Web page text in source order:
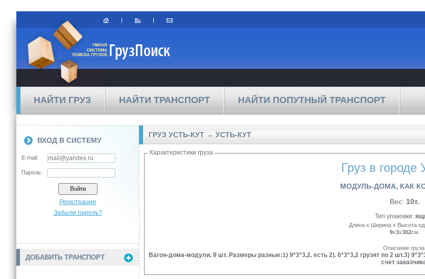
НАЙТИ ГРУЗ НАЙТИ ТРАНСПОРТ НАЙТИ ПОПУТНЫЙ ТРАНСПОРТ
ВХОД В СИСТЕМУ
E-mail:
Пароль:
Регистрация
Забыли пароль?
ДОБАВИТЬ ТРАНСПОРТ
ГРУЗ УСТЬ-КУТ → УСТЬ-КУТ
Характеристики груза
Груз в городе
МОДУЛЬ-ДОМА, КАК
Вес: 10т.
Тип упаковки:
Длина x Ширина x Высота
9x3x302см.
Описание груза:
Вагон-дома-модули. 9 шт. Размеры разные:1) 9*3*3,2. есть 2). 6*3*3,2 грузят по 2 шт.3)
счет